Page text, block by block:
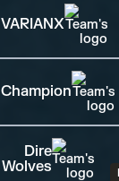
VARIANX
Champion
Dire
Wolves